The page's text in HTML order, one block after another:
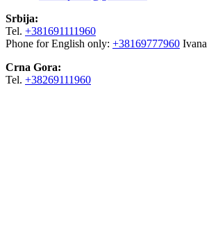
Srbija:
Tel. +381691111960
Phone for English only: +38169777960 Ivana
Crna Gora:
Tel. +38269111960